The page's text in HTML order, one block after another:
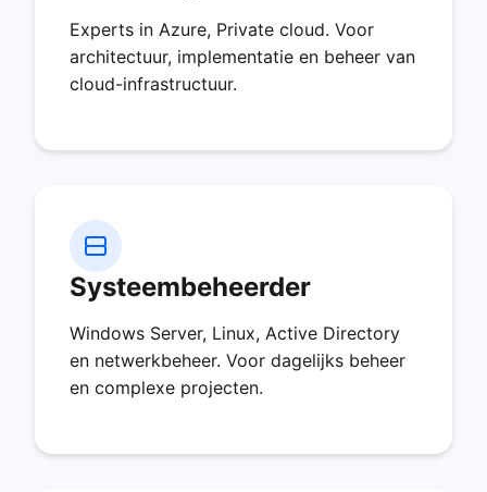
Experts in Azure, Private cloud. Voor
architectuur, implementatie en beheer van
cloud-infrastructuur.
Systeembeheerder
Windows Server, Linux, Active Directory
en netwerkbeheer. Voor dagelijks beheer
en complexe projecten.